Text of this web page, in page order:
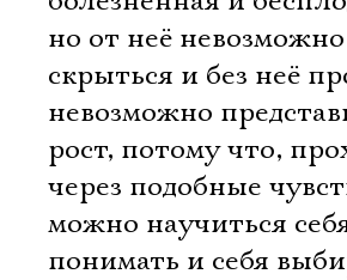
но от неё невозможно
скрыться и без неё
невозможно
рост, потому что,
через подобные
можно научиться
понимать и себя